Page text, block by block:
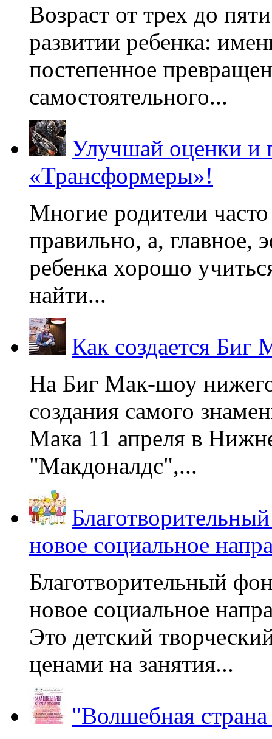
Возраст от трех до
развитии ребенка:
постепенное
самостоятельного...
Улучшай оценки и
«Трансформеры»!
Многие родители
правильно, а, главное,
ребенка хорошо
найти...
Как создается Биг
На Биг Мак-шоу
создания самого
Мака 11 апреля в
"Макдоналдс",...
новое социальное
Благотворительный
новое социальное
Это детский
ценами на занятия...
"Волшебная